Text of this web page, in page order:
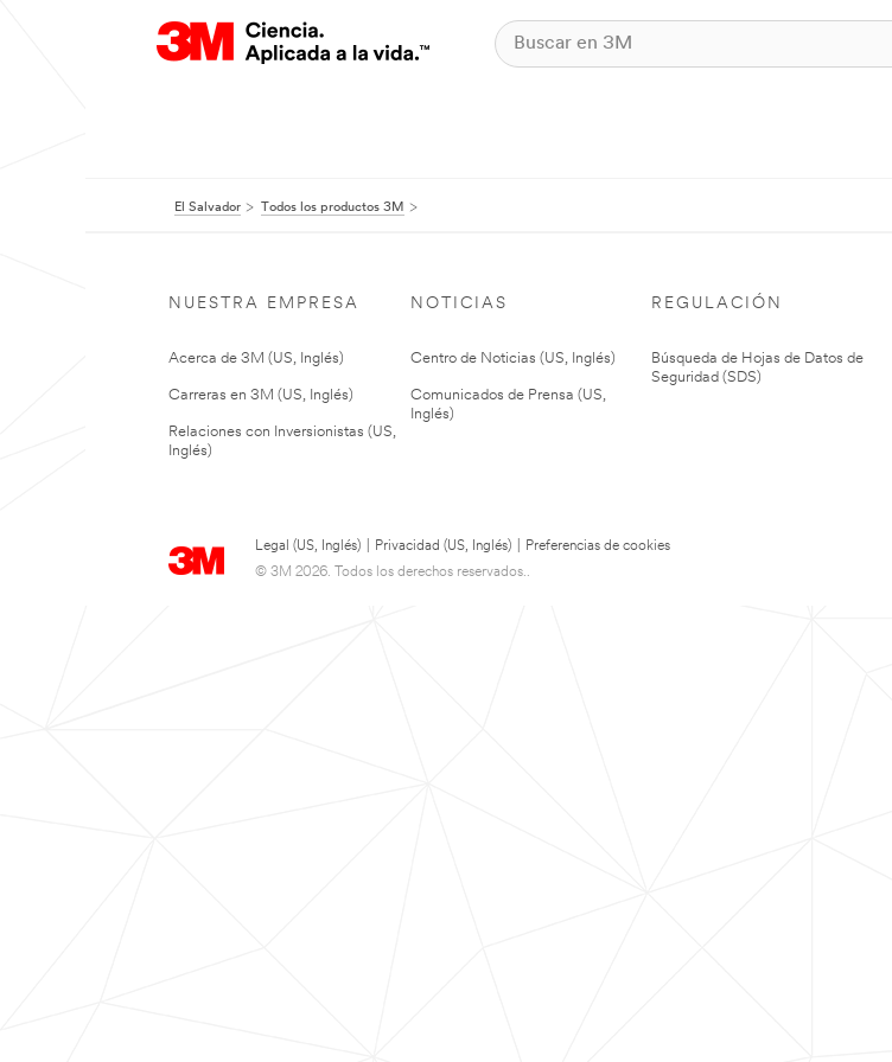
El Salvador Todos los productos 3M
NUESTRA EMPRESA
Acerca de 3M (US, Inglés)
Carreras en 3M (US, Inglés)
Relaciones con Inversionistas (US,
Inglés)
NOTICIAS
Centro de Noticias (US, Inglés)
Comunicados de Prensa (US,
Inglés)
REGULACIÓN
Búsqueda de Hojas de Datos de
Seguridad (SDS)
Legal (US, Inglés) Privacidad (US, Inglés)
Preferencias de cookies
© 3M 2026. Todos los derechos reservados..